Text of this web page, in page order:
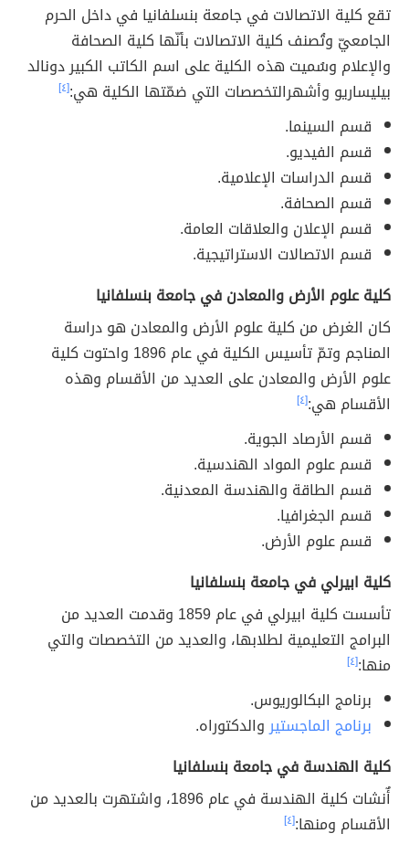
تقع كلية الاتصالات في جامعة بنسلفانيا في داخل الحرم
الجامعيّ وتُصنف كلية الاتصالات بأنّها كلية الصحافة
والإعلام وسُميت هذه الكلية على اسم الكاتب الكبير دونالد
بيليساريو وأشهرالتخصصات التي ضمّتها الكلية هي:[٤]
قسم السينما.
قسم الفيديو.
قسم الدراسات الإعلامية.
قسم الصحافة.
قسم الإعلان والعلاقات العامة.
قسم الاتصالات الاستراتيجية.
كلية علوم الأرض والمعادن في جامعة بنسلفانيا
كان الغرض من كلية علوم الأرض والمعادن هو دراسة
المناجم وتمّ تأسيس الكلية في عام 1896 واحتوت كلية
علوم الأرض والمعادن على العديد من الأقسام وهذه
الأقسام هي:[٤]
قسم الأرصاد الجوية.
قسم علوم المواد الهندسية.
قسم الطاقة والهندسة المعدنية.
قسم الجغرافيا.
قسم علوم الأرض.
كلية ابيرلي في جامعة بنسلفانيا
تأسست كلية ابيرلي في عام 1859 وقدمت العديد من
البرامج التعليمية لطلابها، والعديد من التخصصات والتي
منها:[٤]
برنامج البكالوريوس.
برنامج الماجستيروالدكتوراه.
كلية الهندسة في جامعة بنسلفانيا
أٌنشات كلية الهندسة في عام 1896، واشتهرت بالعديد من
الأقسام ومنها:[٤]